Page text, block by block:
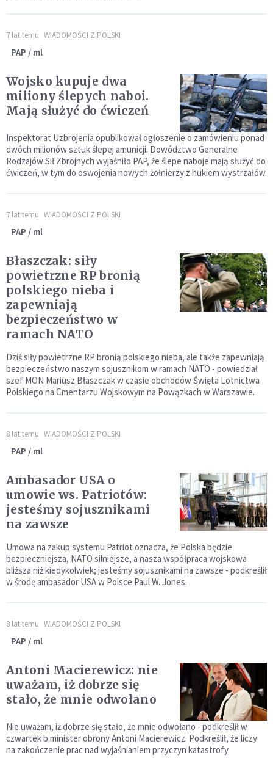
7 lat temu WIADOMOŚCI Z POLSKI
PAP / ml
Wojsko kupuje dwa
miliony ślepych naboi.
Mają służyć do ćwiczeń
Inspektorat Uzbrojenia opublikował ogłoszenie o zamówieniu ponad
dwóch milionów sztuk ślepej amunicji. Dowództwo Generalne
Rodzajów Sił Zbrojnych wyjaśniło PAP, że ślepe naboje mają służyć do
ćwiczeń, w tym do oswojenia nowych żołnierzy z hukiem wystrzałów.
7 lat temu WIADOMOŚCI Z POLSKI
PAP / ml
Błaszczak: siły
powietrzne RP bronią
polskiego nieba i
zapewniają
bezpieczeństwo w
ramach NATO
Dziś siły powietrzne RP bronią polskiego nieba, ale także zapewniają
bezpieczeństwo naszym sojusznikom w ramach NATO - powiedział
szef MON Mariusz Błaszczak w czasie obchodów Święta Lotnictwa
Polskiego na Cmentarzu Wojskowym na Powązkach w Warszawie.
8 lat temu WIADOMOŚCI Z POLSKI
PAP / ml
Ambasador USA o
umowie ws. Patriotów:
jesteśmy sojusznikami
na zawsze
Umowa na zakup systemu Patriot oznacza, że Polska będzie
bezpieczniejsza, NATO silniejsze, a nasza współpraca wojskowa
bliższa niż kiedykolwiek; jesteśmy sojusznikami na zawsze - podkreślił
w środę ambasador USA w Polsce Paul W. Jones.
8 lat temu WIADOMOŚCI Z POLSKI
PAP / ml
Antoni Macierewicz: nie
uważam, iż dobrze się
stało, że mnie odwołano
Nie uważam, iż dobrze się stało, że mnie odwołano - podkreślił w
czwartek b.minister obrony Antoni Macierewicz. Podkreślił, że liczy
na zakończenie prac nad wyjaśnianiem przyczyn katastrofy